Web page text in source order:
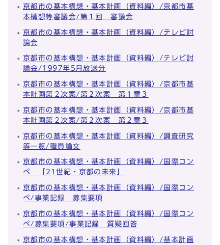
京都市の基本構想・基本計画（資料編）/京都市基
本構想等審議会/第１回 審議会
京都市の基本構想・基本計画（資料編）/テレビ討
論会
京都市の基本構想・基本計画（資料編）/テレビ討
論会/1997年5月放送分
京都市の基本構想・基本計画（資料編）/京都市基
本計画第２次案/第２次案 第１章３
京都市の基本構想・基本計画（資料編）/京都市基
本計画第２次案/第２次案 第２章３
京都市の基本構想・基本計画（資料編）/調査研究
等一覧/職員論文
京都市の基本構想・基本計画（資料編）/国際コン
ペ 「21世紀・京都の未来」
京都市の基本構想・基本計画（資料編）/国際コン
ペ/事業記録 募集要項
京都市の基本構想・基本計画（資料編）/国際コン
ペ/募集要項/事業記録 質疑回答
京都市の基本構想・基本計画（資料編）/基本計画